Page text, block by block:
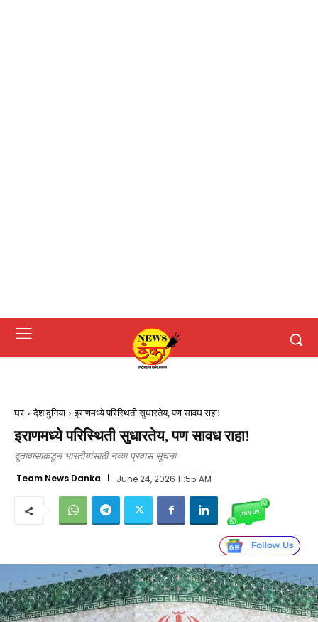
घर देश दुनिया इराणमध्ये परिस्थिती सुधारतेय, पण सावध राहा!
इराणमध्ये परिस्थिती सुधारतेय, पण सावध राहा!
दूतावासाकडून भारतीयांसाठी नव्या प्रवास सूचना
Team News Danka June 24, 2026 11:55 AM